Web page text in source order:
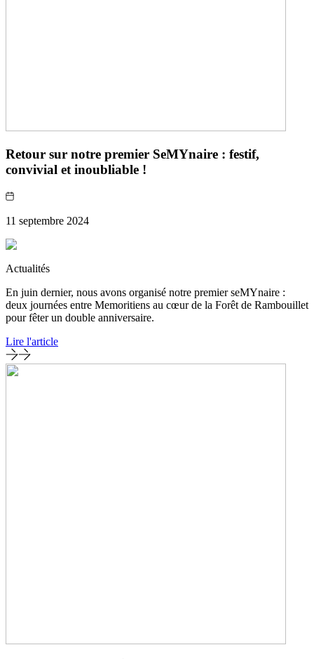
Retour sur notre premier SeMYnaire : festif,
convivial et inoubliable !
11 septembre 2024
Actualités
En juin dernier, nous avons organisé notre premier seMYnaire :
deux journées entre Memoritiens au cœur de la Forêt de Rambouillet
pour fêter un double anniversaire.
Lire l'article